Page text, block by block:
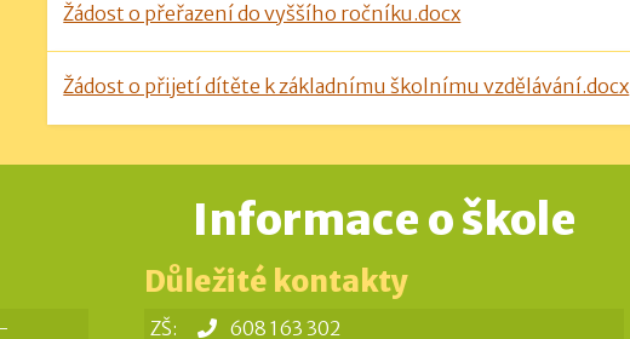
Žádost o přeřazení do vyššího ročníku.docx
Žádost o přijetí dítěte k základnímu školnímu vzdělávání.docx
Informace o škole
Důležité kontakty
ZŠ:
608 163 302